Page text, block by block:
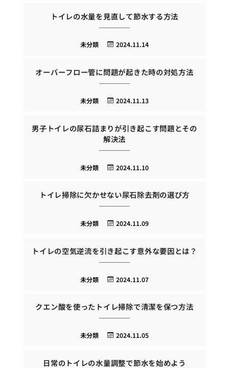
トイレの水量を見直して節水する方法
2024.11.14
未分類
オーバーフロー管に問題が起きた時の対処方法
2024.11.13
未分類
男子トイレの尿石詰まりが引き起こす問題とその
解決法
2024.11.10
未分類
トイレ掃除に欠かせない尿石除去剤の選び方
2024.11.09
未分類
トイレの空気逆流を引き起こす意外な要因とは？
2024.11.07
未分類
クエン酸を使ったトイレ掃除で清潔を保つ方法
2024.11.05
未分類
日常のトイレの水量調整で節水を始めよう